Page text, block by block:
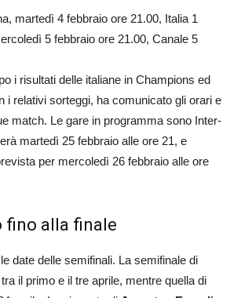
martedì 4 febbraio ore 21.00, Italia 1
5 febbraio ore 21.00, Canale 5
i risultati delle italiane in Champions ed
i relativi sorteggi, ha comunicato gli orari e
match. Le gare in programma sono Inter-
martedì 25 febbraio alle ore 21, e
per mercoledì 26 febbraio alle ore
fino alla finale
date delle semifinali. La semifinale di
il primo e il tre aprile, mentre quella di